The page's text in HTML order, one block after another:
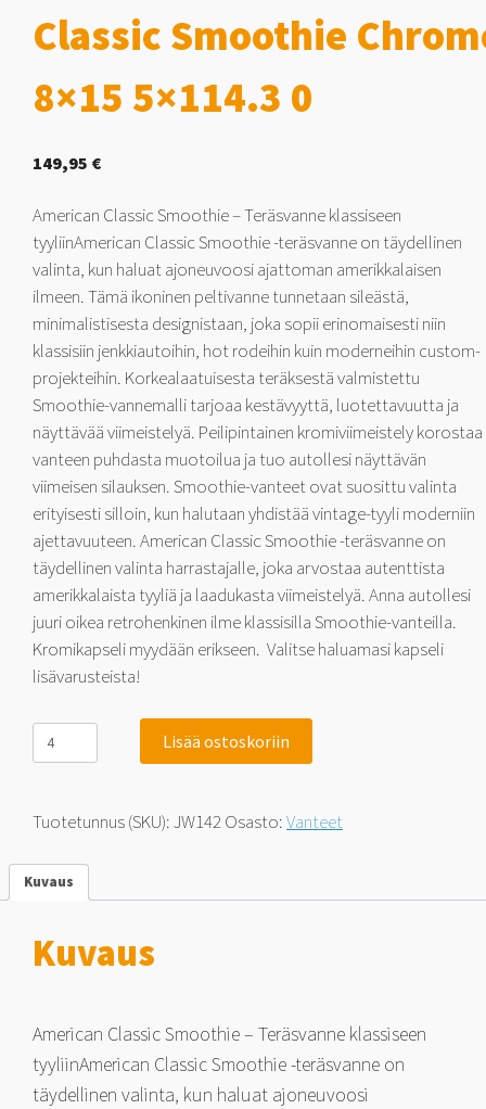
Classic Smoothie
8×15 5×114.3 0
149,95 €
American Classic Smoothie – Teräsvanne klassiseen
tyyliinAmerican Classic Smoothie -teräsvanne on täydellinen
valinta, kun haluat ajoneuvoosi ajattoman amerikkalaisen
ilmeen. Tämä ikoninen peltivanne tunnetaan sileästä,
minimalistisesta designistaan, joka sopii erinomaisesti niin
klassisiin jenkkiautoihin, hot rodeihin kuin moderneihin custom-
projekteihin. Korkealaatuisesta teräksestä valmistettu
Smoothie-vannemalli tarjoaa kestävyyttä, luotettavuutta ja
näyttävää viimeistelyä. Peilipintainen kromiviimeistely korostaa
vanteen puhdasta muotoilua ja tuo autollesi näyttävän
viimeisen silauksen. Smoothie-vanteet ovat suosittu valinta
erityisesti silloin, kun halutaan yhdistää vintage-tyyli moderniin
ajettavuuteen. American Classic Smoothie -teräsvanne on
täydellinen valinta harrastajalle, joka arvostaa autenttista
amerikkalaista tyyliä ja laadukasta viimeistelyä. Anna autollesi
juuri oikea retrohenkinen ilme klassisilla Smoothie-vanteilla.
Kromikapseli myydään erikseen. Valitse haluamasi kapseli
lisävarusteista!
Jack
Wheeler
American
Chrome
0
Lisää ostoskoriin
Tuotetunnus (SKU):JW142Osasto:Vanteet
Kuvaus
Kuvaus
American Classic Smoothie – Teräsvanne klassiseen
tyyliinAmerican Classic Smoothie -teräsvanne on
täydellinen valinta, kun haluat ajoneuvoosi